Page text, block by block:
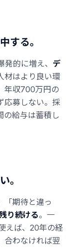
する。
的に増え、 デ
材はより良い環
年収700万円の
応募しない。採
の給与は蓄積し
。
「期待と違っ
り続ける。一
えば、20年の経
合わなければ翌